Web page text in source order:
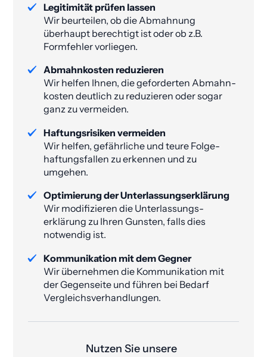
Legitimität prüfen lassen
Wir beurteilen, ob die Abmahnung
überhaupt berechtigt ist oder ob z.B.
Formfehler vorliegen.
Abmahnkosten reduzieren
Wir helfen Ihnen, die geforderten Abmahn­
kosten deutlich zu reduzieren oder sogar
ganz zu vermeiden​.
Haftungsrisiken vermeiden
Wir helfen, gefährliche und teure Folge­
haftungs­fallen zu erkennen und zu
umgehen.
Optimierung der Unterlassungs­erklärung
Wir modifizieren die Unterlassungs­
erklärung zu Ihren Gunsten, falls dies
notwendig ist.
Kommunikation mit dem Gegner
Wir übernehmen die Kommunikation mit
der Gegenseite und führen bei Bedarf
Vergleichsverhandlungen.
Nutzen Sie unsere